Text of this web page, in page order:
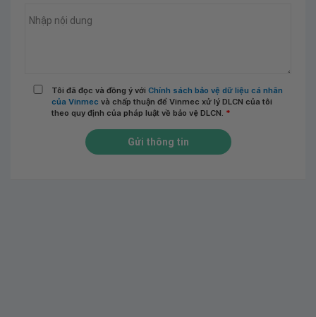
Tôi đã đọc và đồng ý với Chính sách bảo vệ dữ liệu cá nhân
của Vinmec và chấp thuận để Vinmec xử lý DLCN của tôi
theo quy định của pháp luật về bảo vệ DLCN. *
Gửi thông tin